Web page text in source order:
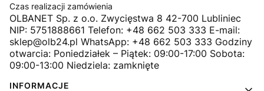
Czas realizacji zamówienia
OLBANET Sp. z o.o. Zwycięstwa 8 42-700 Lubliniec
NIP: 5751888661 Telefon: +48 662 503 333 E-mail:
sklep@olb24.pl WhatsApp: +48 662 503 333 Godziny
otwarcia: Poniedziałek – Piątek: 09:00-17:00 Sobota:
09:00-13:00 Niedziela: zamknięte
INFORMACJE